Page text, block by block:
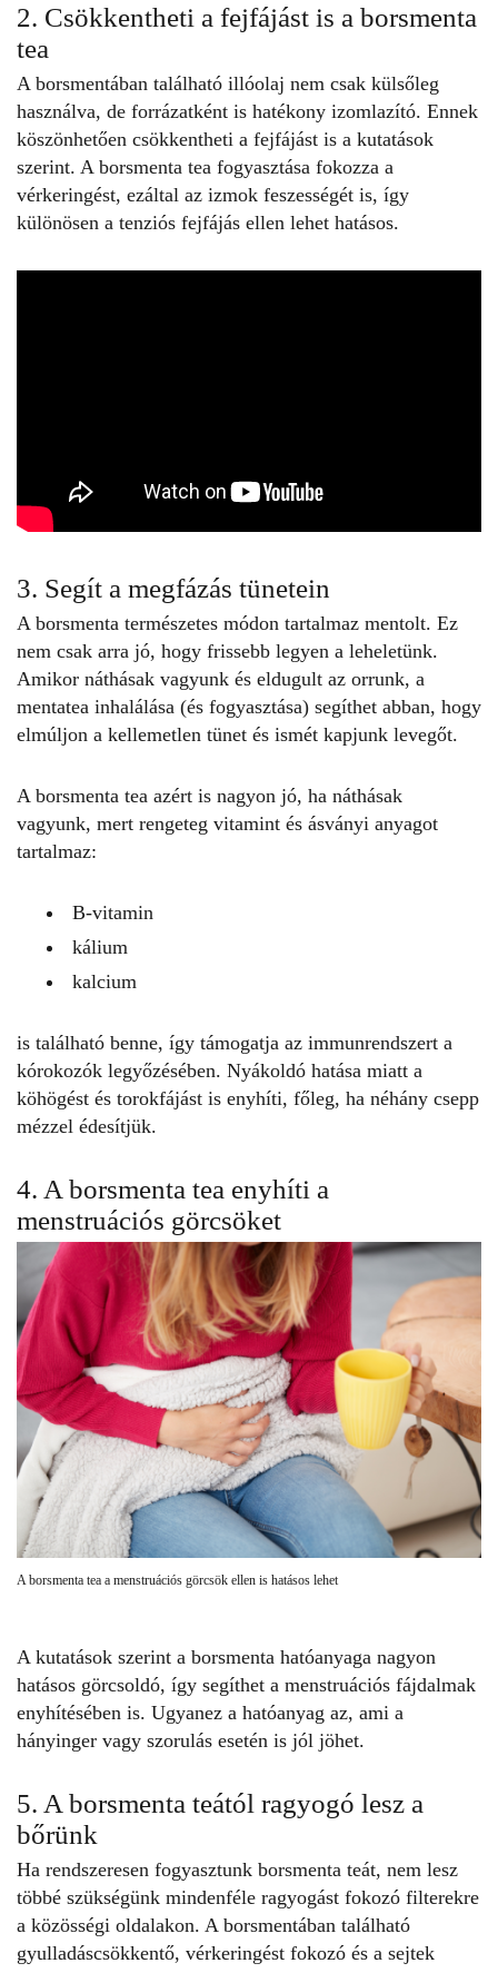
2. Csökkentheti a fejfájást is a borsmenta
tea
A borsmentában található illóolaj nem csak külsőleg
használva, de forrázatként is hatékony izomlazító. Ennek
köszönhetően csökkentheti a fejfájást is a kutatások
szerint. A borsmenta tea fogyasztása fokozza a
vérkeringést, ezáltal az izmok feszességét is, így
különösen a tenziós fejfájás ellen lehet hatásos.
3. Segít a megfázás tünetein
A borsmenta természetes módon tartalmaz mentolt. Ez
nem csak arra jó, hogy frissebb legyen a leheletünk.
Amikor náthásak vagyunk és eldugult az orrunk, a
mentatea inhalálása (és fogyasztása) segíthet abban, hogy
elmúljon a kellemetlen tünet és ismét kapjunk levegőt.
A borsmenta tea azért is nagyon jó, ha náthásak
vagyunk, mert rengeteg vitamint és ásványi anyagot
tartalmaz:
B-vitamin
kálium
kalcium
is található benne, így támogatja az immunrendszert a
kórokozók legyőzésében. Nyákoldó hatása miatt a
köhögést és torokfájást is enyhíti, főleg, ha néhány csepp
mézzel édesítjük.
4. A borsmenta tea enyhíti a
menstruációs görcsöket
A borsmenta tea a menstruációs görcsök ellen is hatásos lehet
A kutatások szerint a borsmenta hatóanyaga nagyon
hatásos görcsoldó, így segíthet a menstruációs fájdalmak
enyhítésében is. Ugyanez a hatóanyag az, ami a
hányinger vagy szorulás esetén is jól jöhet.
5. A borsmenta teától ragyogó lesz a
bőrünk
Ha rendszeresen fogyasztunk borsmenta teát, nem lesz
többé szükségünk mindenféle ragyogást fokozó filterekre
a közösségi oldalakon. A borsmentában található
gyulladáscsökkentő, vérkeringést fokozó és a sejtek